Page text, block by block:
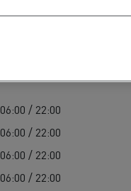
06:00 / 22:00
06:00 / 22:00
06:00 / 22:00
06:00 / 22:00